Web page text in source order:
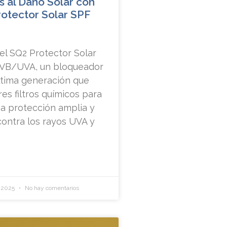
Solar SPF
SQ2 Protector Solar
UVA, un bloqueador
generación que
filtros químicos para
protección amplia y
los rayos UVA y
No hay comentarios